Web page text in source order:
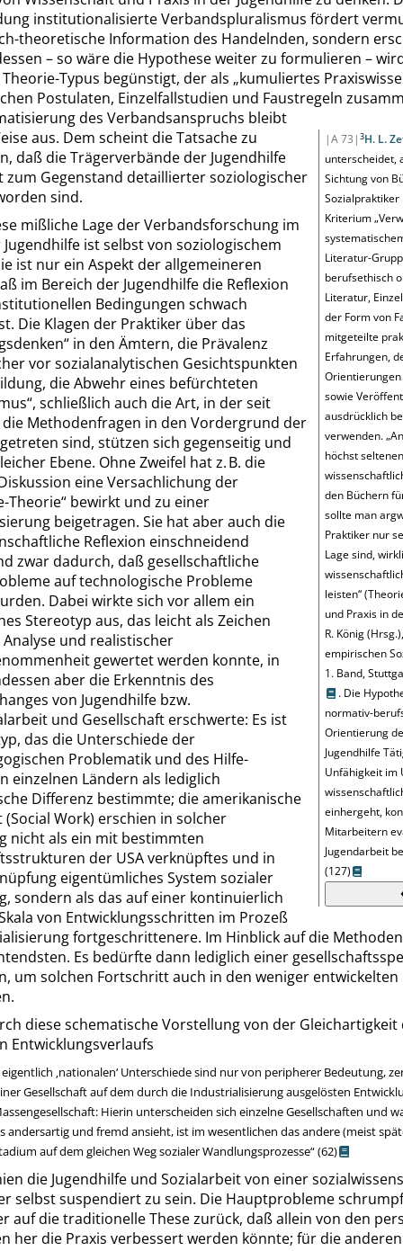
institutionalisierte Verbandspluralismus fördert
theoretische Information des Handelnden, sondern
– so wäre die Hypothese weiter zu formulieren –
Typus begünstigt, der als „kumuliertes
Postulaten, Einzelfallstudien und Faustregeln
|A 73| 3H. L.
unterscheidet,
Sichtung von
Sozialpraktiker
Kriterium„
Literatur-
berufsethisch
Literatur,
der Form von
mitgeteilte
Erfahrungen,
sowie
ausdrücklich
verwenden.„
höchst
den Büchern
sollte man
Praktiker nur
Lage sind,
leisten“
und Praxis in
R. König
empirischen
1. Band,
. Die
normativ-
Orientierung
Jugendhilfe
Unfähigkeit im
einhergeht,
Mitarbeitern
Jugendarbeit
(127)
des Verbandsanspruchs bleibt
aus. Dem scheint die Tatsache zu
daß die Trägerverbände der Jugendhilfe
zum Gegenstand detaillierter soziologischer
sind.
mißliche Lage der Verbandsforschung im
ist selbst von soziologischem
ist nur ein Aspekt der allgemeineren
im Bereich der Jugendhilfe die Reflexion
Bedingungen schwach
Die Klagen der Praktiker über das
“ in den Ämtern, die Prävalenz
vor sozialanalytischen Gesichtspunkten
die Abwehr eines befürchteten
“, schließlich auch die Art, in der seit
die Methodenfragen in den Vordergrund der
sind, stützen sich gegenseitig und
Ebene. Ohne Zweifel hat z. B. die
eine Versachlichung der
Theorie“ bewirkt und zu einer
beigetragen. Sie hat aber auch die
Reflexion einschneidend
zwar dadurch, daß gesellschaftliche
auf technologische Probleme
Dabei wirkte sich vor allem ein
Stereotyp aus, das leicht als Zeichen
und realistischer
gewertet werden konnte, in
aber die Erkenntnis des
von Jugendhilfe bzw.
und Gesellschaft erschwerte: Es ist
das die Unterschiede der
Problematik und des Hilfe-
einzelnen Ländern als lediglich
Differenz bestimmte; die amerikanische
(Social Work) erschien in solcher
nicht als ein mit bestimmten
der USA verknüpftes und in
eigentümliches System sozialer
sondern als das auf einer kontinuierlich
von Entwicklungsschritten im Prozeß
fortgeschrittenere. Im Hinblick auf die
Es bedürfte dann lediglich einer
um solchen Fortschritt auch in den weniger entwickelten
diese schematische Vorstellung von der Gleichartigkeit
Entwicklungsverlaufs
‚nationalen‘ Unterschiede sind nur von peripherer Bedeutung,
Gesellschaft auf dem durch die Industrialisierung ausgelösten
Hierin unterscheiden sich einzelne Gesellschaften und
andersartig und fremd ansieht, ist im wesentlichen das andere (meist
auf dem gleichen Weg sozialer Wandlungsprozesse“(62)
die Jugendhilfe und Sozialarbeit von einer
selbst suspendiert zu sein. Die Hauptprobleme
auf die traditionelle These zurück, daß allein von den
her die Praxis verbessert werden könnte; für die